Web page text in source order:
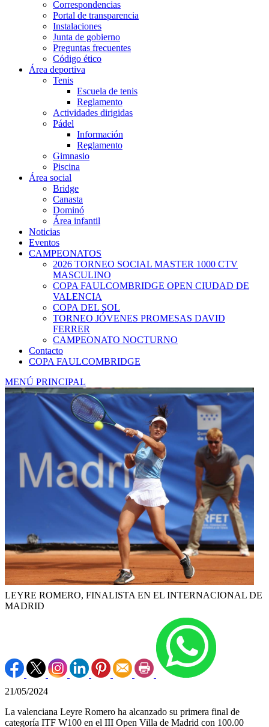
Correspondencias
Portal de transparencia
Instalaciones
Junta de gobierno
Preguntas frecuentes
Código ético
Área deportiva
Tenis
Escuela de tenis
Reglamento
Actividades dirigidas
Pádel
Información
Reglamento
Gimnasio
Piscina
Área social
Bridge
Canasta
Dominó
Área infantil
Noticias
Eventos
CAMPEONATOS
2026 TORNEO SOCIAL MASTER 1000 CTV
MASCULINO
COPA FAULCOMBRIDGE OPEN CIUDAD DE
VALENCIA
COPA DEL SOL
TORNEO JÓVENES PROMESAS DAVID
FERRER
CAMPEONATO NOCTURNO
Contacto
COPA FAULCOMBRIDGE
MENÚ PRINCIPAL
LEYRE ROMERO, FINALISTA EN EL INTERNACIONAL DE
MADRID
21/05/2024
La valenciana Leyre Romero ha alcanzado su primera final de
categoría ITF W100 en el III Open Villa de Madrid con 100.00